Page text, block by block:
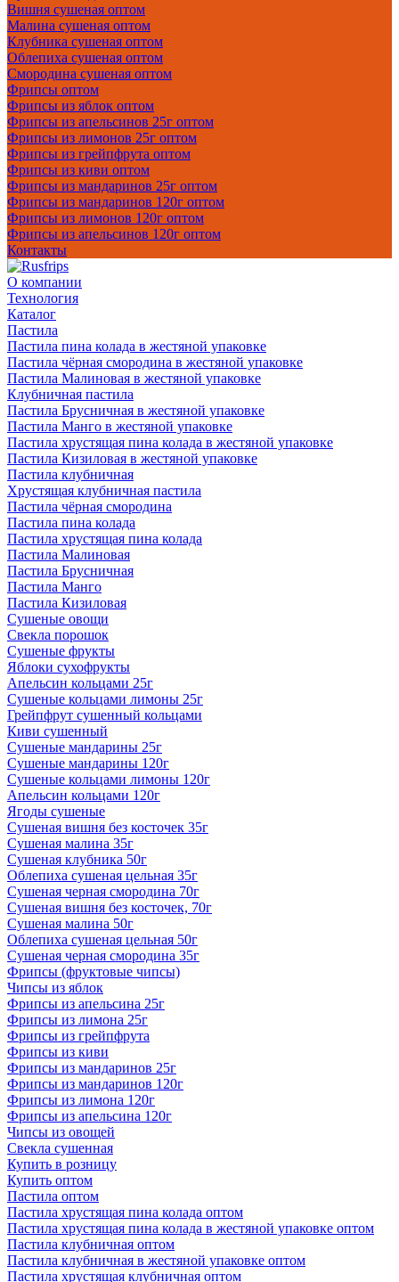
Вишня сушеная оптом
Малина сушеная оптом
Клубника сушеная оптом
Облепиха сушеная оптом
Смородина сушеная оптом
Фрипсы оптом
Фрипсы из яблок оптом
Фрипсы из апельсинов 25г оптом
Фрипсы из лимонов 25г оптом
Фрипсы из грейпфрута оптом
Фрипсы из киви оптом
Фрипсы из мандаринов 25г оптом
Фрипсы из мандаринов 120г оптом
Фрипсы из лимонов 120г оптом
Фрипсы из апельсинов 120г оптом
Контакты
О компании
Технология
Каталог
Пастила
Пастила пина колада в жестяной упаковке
Пастила чёрная смородина в жестяной упаковке
Пастила Малиновая в жестяной упаковке
Клубничная пастила
Пастила Брусничная в жестяной упаковке
Пастила Манго в жестяной упаковке
Пастила хрустящая пина колада в жестяной упаковке
Пастила Кизиловая в жестяной упаковке
Пастила клубничная
Хрустящая клубничная пастила
Пастила чёрная смородина
Пастила пина колада
Пастила хрустящая пина колада
Пастила Малиновая
Пастила Брусничная
Пастила Манго
Пастила Кизиловая
Сушеные овощи
Свекла порошок
Сушеные фрукты
Яблоки сухофрукты
Апельсин кольцами 25г
Сушеные кольцами лимоны 25г
Грейпфрут сушенный кольцами
Киви сушенный
Сушеные мандарины 25г
Сушеные мандарины 120г
Сушеные кольцами лимоны 120г
Апельсин кольцами 120г
Ягоды сушеные
Сушеная вишня без косточек 35г
Сушеная малина 35г
Сушеная клубника 50г
Облепиха сушеная цельная 35г
Сушеная черная смородина 70г
Сушеная вишня без косточек, 70г
Сушеная малина 50г
Облепиха сушеная цельная 50г
Сушеная черная смородина 35г
Фрипсы (фруктовые чипсы)
Чипсы из яблок
Фрипсы из апельсина 25г
Фрипсы из лимона 25г
Фрипсы из грейпфрута
Фрипсы из киви
Фрипсы из мандаринов 25г
Фрипсы из мандаринов 120г
Фрипсы из лимона 120г
Фрипсы из апельсина 120г
Чипсы из овощей
Свекла сушенная
Купить в розницу
Купить оптом
Пастила оптом
Пастила хрустящая пина колада оптом
Пастила хрустящая пина колада в жестяной упаковке оптом
Пастила клубничная оптом
Пастила клубничная в жестяной упаковке оптом
Пастила хрустящая клубничная оптом